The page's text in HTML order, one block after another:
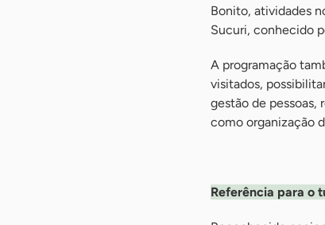
Bonito, atividades
Sucuri, conhecido
A programação
visitados,
gestão de
como organização
Referência para o